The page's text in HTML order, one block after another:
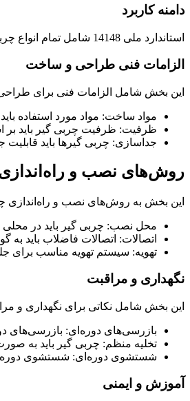
دامنه کاربرد
استاندارد ملی 14148 شامل تمام انواع چربی گیرهای فاضلاب از جمله مکانیکی، بیولوژیکی، شیمیایی و الکترولیتی می‌شود و نحوه طراحی، ساخت، نصب و نگهداری آنها را پوشش می‌دهد.
الزامات فنی طراحی و ساخت
این بخش شامل الزامات فنی برای
مواد ساخت: مواد مورد استفاده
ظرفیت: ظرفیت چربی گیر باید
جداسازی: چربی گیرها باید
روش‌های نصب و
این بخش به روش‌های نصب و راه‌اندازی
محل نصب: چربی گیر باید در محلی
اتصالات: اتصالات فاضلاب باید
تهویه: سیستم تهویه مناسب برای
نگهداری و مراقبت
این بخش شامل نکاتی برای نگهداری و
بازرسی‌های دوره‌ای: بازرسی‌های
تخلیه منظم: چربی گیر باید به
شستشوی دوره‌ای: شستشوی
آموزش و ایمنی